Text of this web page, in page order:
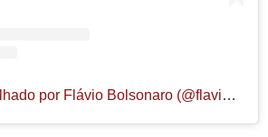
Um post compartilhado por Flávio Bolsonaro (@flaviobolsonaro)